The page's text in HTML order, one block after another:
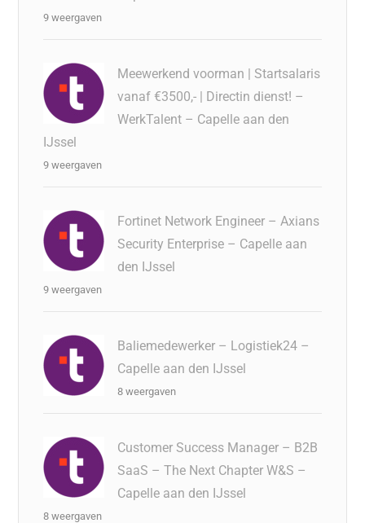
9 weergaven
Meewerkend voorman | Startsalaris
vanaf €3500,- | Directin dienst! –
WerkTalent – Capelle aan den
IJssel
9 weergaven
Fortinet Network Engineer – Axians
Security Enterprise – Capelle aan
den IJssel
9 weergaven
Baliemedewerker – Logistiek24 –
Capelle aan den IJssel
8 weergaven
Customer Success Manager – B2B
SaaS – The Next Chapter W&S –
Capelle aan den IJssel
8 weergaven